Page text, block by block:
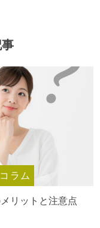
ラム
リットと注意点